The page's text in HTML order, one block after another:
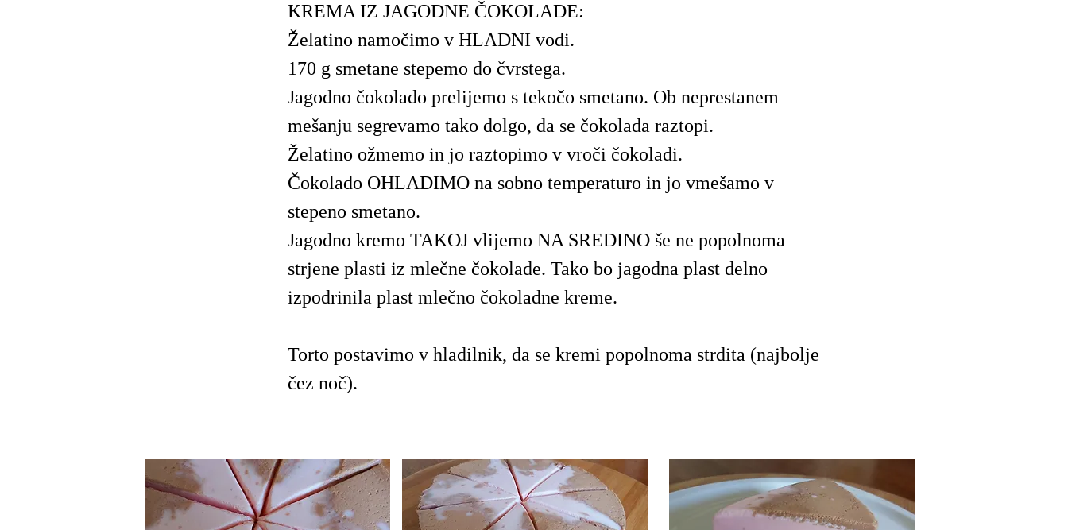
KREMA IZ JAGODNE ČOKOLADE:
Želatino namočimo v HLADNI vodi.
170 g smetane stepemo do čvrstega.
Jagodno čokolado prelijemo s tekočo smetano. Ob neprestanem
mešanju segrevamo tako dolgo, da se čokolada raztopi.
Želatino ožmemo in jo raztopimo v vroči čokoladi.
Čokolado OHLADIMO na sobno temperaturo in jo vmešamo v
stepeno smetano.
Jagodno kremo TAKOJ vlijemo NA SREDINO še ne popolnoma
strjene plasti iz mlečne čokolade. Tako bo jagodna plast delno
izpodrinila plast mlečno čokoladne kreme.
Torto postavimo v hladilnik, da se kremi popolnoma strdita (najbolje
čez noč).